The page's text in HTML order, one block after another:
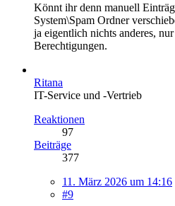
Könnt ihr denn manuell
System\Spam Ordner
ja eigentlich nichts anderes,
Berechtigungen.
Ritana
IT-Service und -Vertrieb
Reaktionen
97
Beiträge
377
11. März 2026 um 14:16
#9